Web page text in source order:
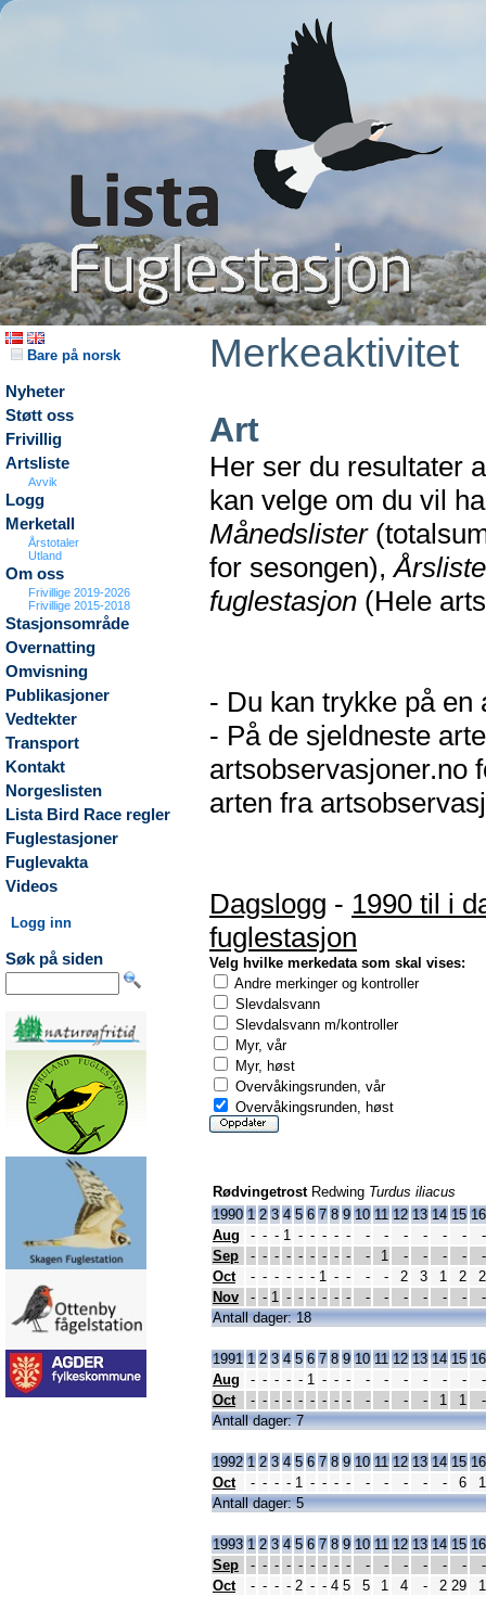
Bare på norsk
Nyheter
Støtt oss
Frivillig
Artsliste
Avvik
Logg
Merketall
Årstotaler
Utland
Om oss
Frivillige 2019-2026
Frivillige 2015-2018
Stasjonsområde
Overnatting
Omvisning
Publikasjoner
Vedtekter
Transport
Kontakt
Norgeslisten
Lista Bird Race regler
Fuglestasjoner
Fuglevakta
Videos
Logg inn
Søk på siden
Merkeaktivitet
Art
Her ser du resultater
kan velge om du vil
Månedslister
for sesongen),
fuglestasjon (Hele
- Du kan trykke på en
- På de sjeldneste
artsobservasjoner.no
arten fra
Dagslogg - 1990 til i
fuglestasjon
Velg hvilke merkedata som skal vises:
Andre merkinger og kontroller
Slevdalsvann
Slevdalsvann m/kontroller
Myr, vår
Myr, høst
Overvåkingsrunden, vår
Overvåkingsrunden, høst
Rødvingetrost Redwing Turdus iliacus
1990 1 2 3 4 5 6 7 8 9 10 11 12 13 14 15 16
Aug
- - - 1 - - - - - - - - - - -
-
Sep
- - - - - - - - - - 1 - - - -
-
Oct
- - - - - - 1 - - - - 2 3 1 2
2
Nov
- - 1 - - - - - - - - - - - -
-
Antall dager: 18
1991 1 2 3 4 5 6 7 8 9 10 11 12 13 14 15 16
Aug
- - - - - 1 - - - - - - - - -
-
Oct
- - - - - - - - - - - - - 1 1
-
Antall dager: 7
1992 1 2 3 4 5 6 7 8 9 10 11 12 13 14 15 16
Oct
- - - - 1 - - - - - - - - - 6
1
Antall dager: 5
1993 1 2 3 4 5 6 7 8 9 10 11 12 13 14 15 16
Sep
- - - - - - - - - - - - - - -
-
Oct
- - - - 2 - - 4 5 5 1 4 - 2 29
1